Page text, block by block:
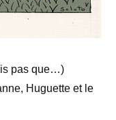
pas que…)
Huguette et le